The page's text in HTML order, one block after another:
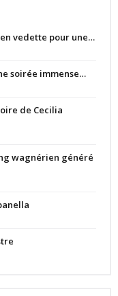
vedette pour une…
soirée immense…
de Cecilia
wagnérien généré